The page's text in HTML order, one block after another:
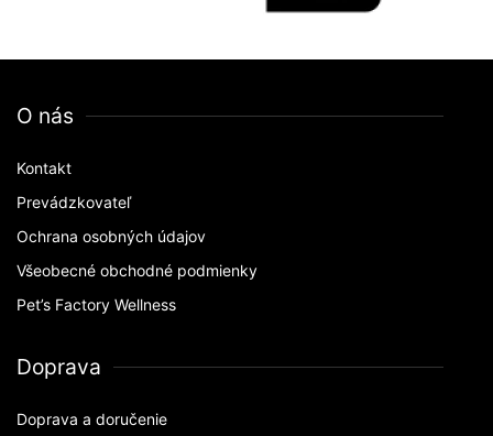
O nás
Kontakt
Prevádzkovateľ
Ochrana osobných údajov
Všeobecné obchodné podmienky
Pet’s Factory Wellness
Doprava
Doprava a doručenie